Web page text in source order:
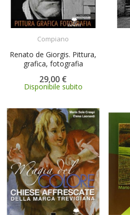
Compiano
Renato de Giorgis. Pittura,
grafica, fotografia
29,00 €
Disponibile subito